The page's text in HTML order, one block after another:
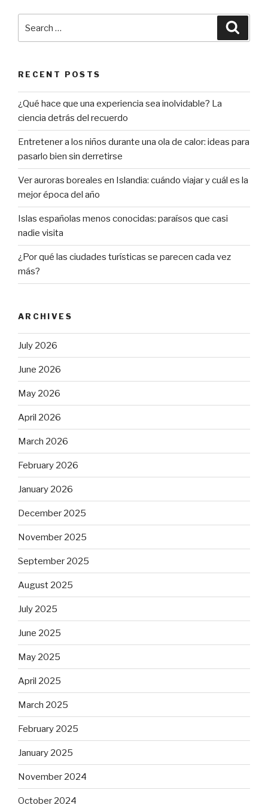
for:
RECENT POSTS
¿Qué hace que una experiencia sea inolvidable? La
ciencia detrás del recuerdo
Entretener a los niños durante una ola de calor: ideas para
pasarlo bien sin derretirse
Ver auroras boreales en Islandia: cuándo viajar y cuál es la
mejor época del año
Islas españolas menos conocidas: paraísos que casi
nadie visita
¿Por qué las ciudades turísticas se parecen cada vez
más?
ARCHIVES
July 2026
June 2026
May 2026
April 2026
March 2026
February 2026
January 2026
December 2025
November 2025
September 2025
August 2025
July 2025
June 2025
May 2025
April 2025
March 2025
February 2025
January 2025
November 2024
October 2024